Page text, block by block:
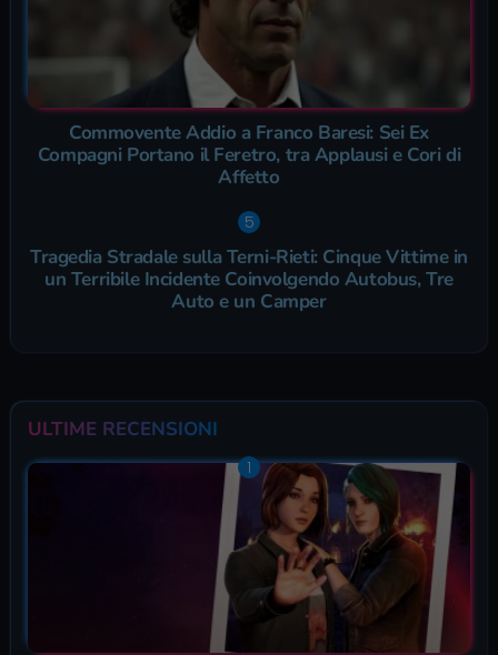
Commovente Addio a Franco Baresi: Sei Ex
Compagni Portano il Feretro, tra Applausi e Cori di
Affetto
Tragedia Stradale sulla Terni-Rieti: Cinque Vittime in
un Terribile Incidente Coinvolgendo Autobus, Tre
Auto e un Camper
ULTIME RECENSIONI